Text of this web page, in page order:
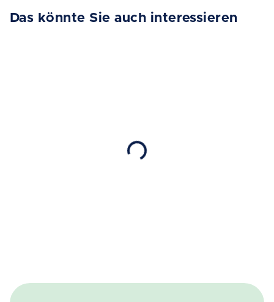
Das könnte Sie auch interessieren